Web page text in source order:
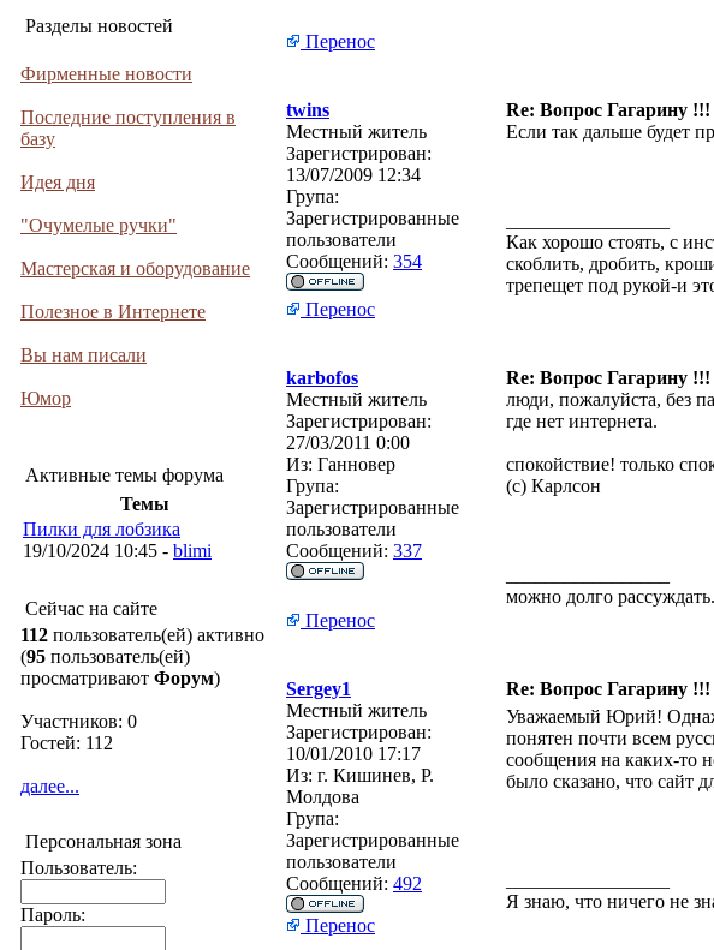
Разделы новостей
Фирменные новости
Последние поступления в
базу
Идея дня
"Очумелые ручки"
Мастерская и оборудование
Полезное в Интернете
Вы нам писали
Юмор
Активные темы форума
Темы
Пилки для лобзика
19/10/2024 10:45 - blimi
Сейчас на сайте
112 пользователь(ей) активно
(95 пользователь(ей)
просматривают Форум)
Участников: 0
Гостей: 112
далее...
Персональная зона
Пользователь:
Пароль:
Перенос
twins Re: Вопрос Гагарину !!!
Местный житель
Зарегистрирован:
13/07/2009 12:34
Група:
Зарегистрированные
пользователи
Сообщений: 354
Если так дальше будет
Как хорошо стоять, с
скоблить, дробить,
трепещет под рукой-и
Перенос
karbofos Re: Вопрос Гагарину !!!
Местный житель
Зарегистрирован:
27/03/2011 0:00
Из: Ганновер
Група:
Зарегистрированные
пользователи
Сообщений: 337
люди, пожалуйста, без
где нет интернета.
спокойствие! только
(с) Карлсон
можно долго
Перенос
Sergey1 Re: Вопрос Гагарину !!!
Местный житель
Зарегистрирован:
10/01/2010 17:17
Из: г. Кишинев, Р.
Молдова
Група:
Зарегистрированные
пользователи
Сообщений: 492
Уважаемый Юрий!
понятен почти всем
сообщения на каких-то
было сказано, что сайт
Я знаю, что ничего не
Перенос